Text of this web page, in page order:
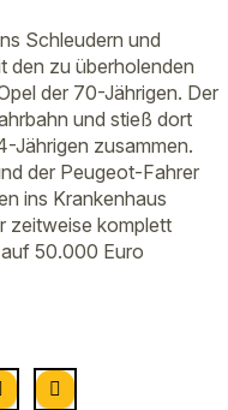
Schleudern und
den zu überholenden
der 70-Jährigen. Der
und stieß dort
Jährigen zusammen.
der Peugeot-Fahrer
ins Krankenhaus
zeitweise komplett
50.000 Euro